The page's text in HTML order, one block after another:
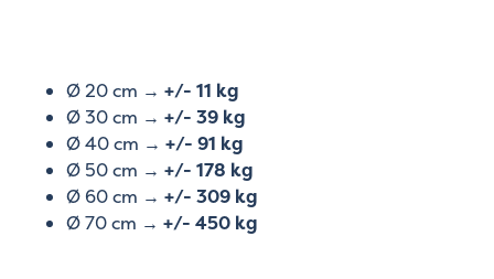
Ø 20 cm → +/- 11 kg
Ø 30 cm → +/- 39 kg
Ø 40 cm → +/- 91 kg
Ø 50 cm → +/- 178 kg
Ø 60 cm → +/- 309 kg
Ø 70 cm → +/- 450 kg